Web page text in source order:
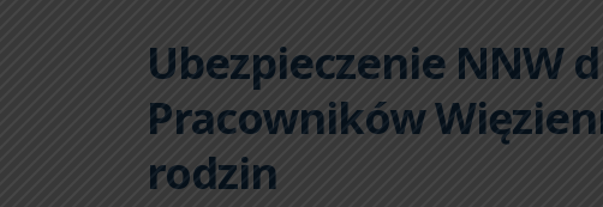
Ubezpieczenie NNW
Pracowników
rodzin